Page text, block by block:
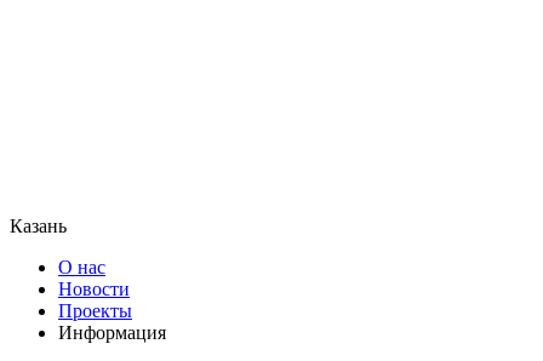
Казань
О нас
Новости
Проекты
Информация